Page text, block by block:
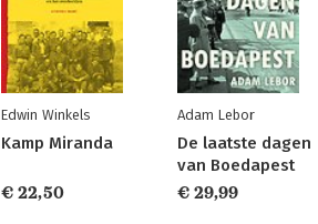
Edwin Winkels
Kamp Miranda
€ 22,50
Adam Lebor
De laatste dagen
van Boedapest
€ 29,99